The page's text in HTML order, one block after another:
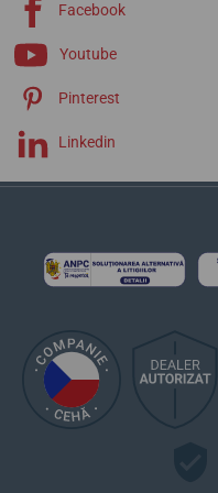
Facebook
Youtube
Pinterest
Linkedin